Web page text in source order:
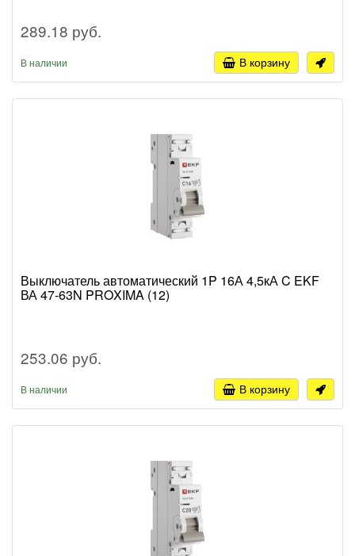
289.18 руб.
В наличии В корзину
Выключатель автоматический 1P 16А 4,5кА C EKF
ВА 47-63N PROXIMA (12)
253.06 руб.
В наличии В корзину